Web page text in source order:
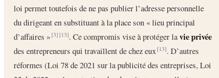
loi permet toutefois de ne pas publier l’adresse personnelle
du dirigeant en substituant à la place son « lieu principal
d’affaires »[3] [13]. Ce compromis vise à protéger lavie privée
des entrepreneurs qui travaillent de chez eux[13]. D’autres
réformes (Loi 78 de 2021 sur la publicité des entreprises, Loi